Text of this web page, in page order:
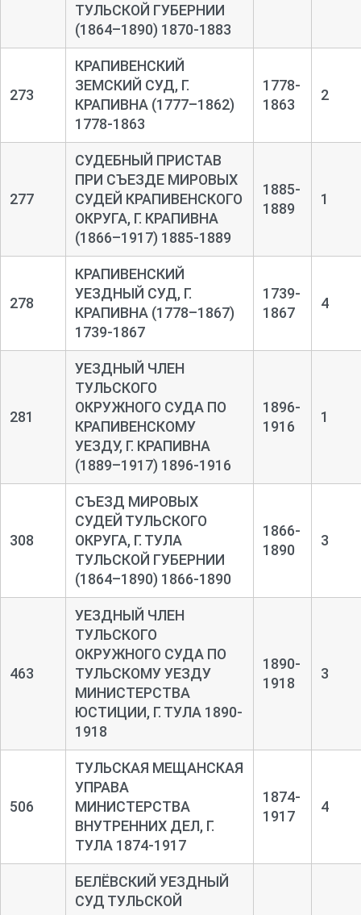
ТУЛЬСКОЙ ГУБЕРНИИ
(1864–1890) 1870-1883
273
КРАПИВЕНСКИЙ
ЗЕМСКИЙ СУД, Г.
КРАПИВНА (1777–1862)
1778-1863
1778-
1863
2
277
СУДЕБНЫЙ ПРИСТАВ
ПРИ СЪЕЗДЕ МИРОВЫХ
СУДЕЙ КРАПИВЕНСКОГО
ОКРУГА, Г. КРАПИВНА
(1866–1917) 1885-1889
1885-
1889
1
278
КРАПИВЕНСКИЙ
УЕЗДНЫЙ СУД, Г.
КРАПИВНА (1778–1867)
1739-1867
1739-
1867
4
281
УЕЗДНЫЙ ЧЛЕН
ТУЛЬСКОГО
ОКРУЖНОГО СУДА ПО
КРАПИВЕНСКОМУ
УЕЗДУ, Г. КРАПИВНА
(1889–1917) 1896-1916
1896-
1916
1
308
СЪЕЗД МИРОВЫХ
СУДЕЙ ТУЛЬСКОГО
ОКРУГА, Г. ТУЛА
ТУЛЬСКОЙ ГУБЕРНИИ
(1864–1890) 1866-1890
1866-
1890
3
463
УЕЗДНЫЙ ЧЛЕН
ТУЛЬСКОГО
ОКРУЖНОГО СУДА ПО
ТУЛЬСКОМУ УЕЗДУ
МИНИСТЕРСТВА
ЮСТИЦИИ, Г. ТУЛА 1890-
1918
1890-
1918
3
506
ТУЛЬСКАЯ МЕЩАНСКАЯ
УПРАВА
МИНИСТЕРСТВА
ВНУТРЕННИХ ДЕЛ, Г.
ТУЛА 1874-1917
1874-
1917
4
БЕЛЁВСКИЙ УЕЗДНЫЙ
СУД ТУЛЬСКОЙ